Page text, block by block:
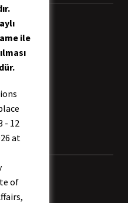
ile
- 12
at
of